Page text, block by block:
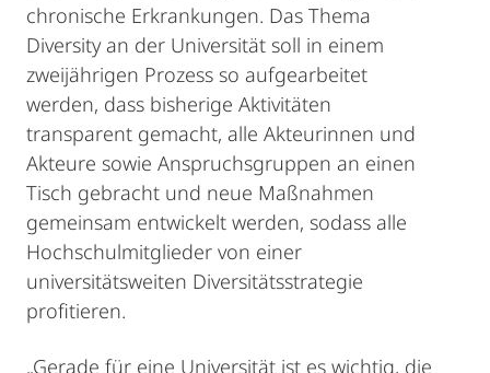
chronische Erkrankungen. Das Thema
Diversity an der Universität soll in einem
zweijährigen Prozess so aufgearbeitet
werden, dass bisherige Aktivitäten
transparent gemacht, alle Akteurinnen und
Akteure sowie Anspruchsgruppen an einen
Tisch gebracht und neue Maßnahmen
gemeinsam entwickelt werden, sodass alle
Hochschulmitglieder von einer
universitätsweiten Diversitätsstrategie
profitieren.
„Gerade für eine Universität ist es wichtig, die